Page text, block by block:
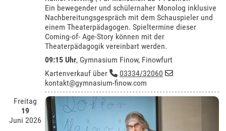
Ein bewegender und schülernaher Monolog inklusive
Nachbereitungsgespräch mit dem Schauspieler und
einem Theaterpädagogen. Spieltermine dieser
Coming-of- Age-Story können mit der
Theaterpädagogik vereinbart werden.
09:15 Uhr, Gymnasium Finow, Finowfurt
Kartenverkauf über
03334/32060
kontakt@gymnasium-finow.com
Freitag
19
Juni 2026